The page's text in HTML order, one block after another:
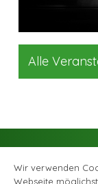
Alle
Wir verwenden
Webseite